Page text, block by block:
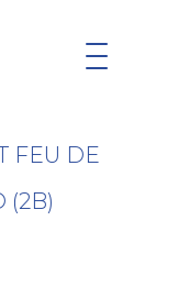
FEU DE
(2B)